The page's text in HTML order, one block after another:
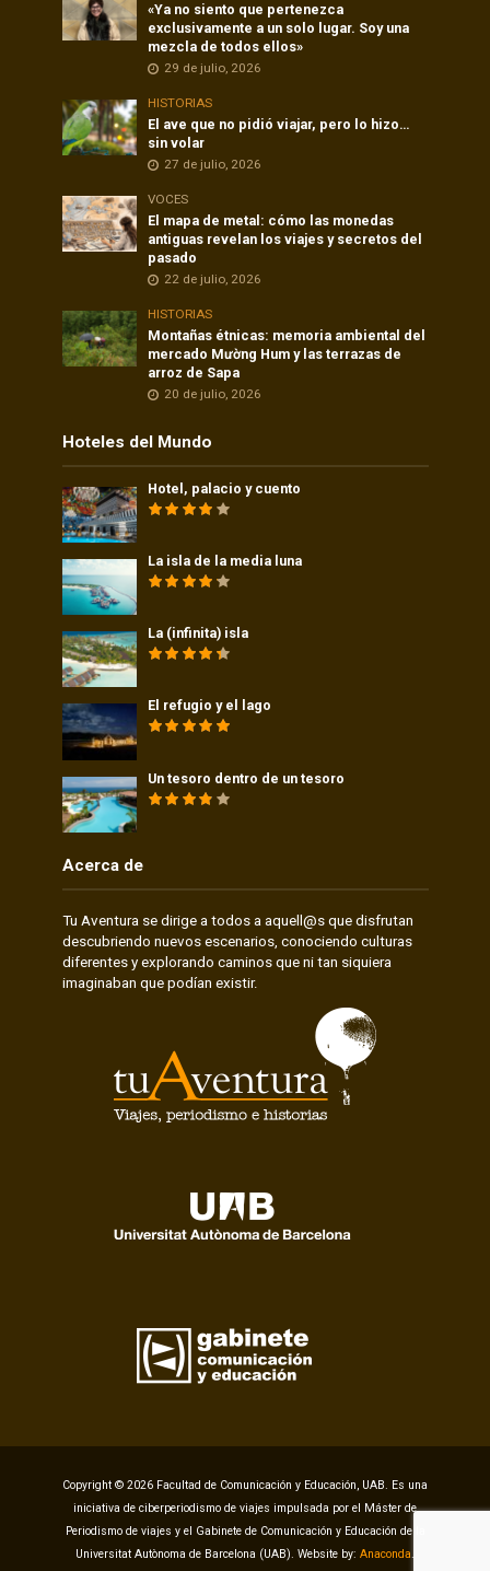
«Ya no siento que pertenezca
exclusivamente a un solo lugar. Soy una
mezcla de todos ellos»
29 de julio, 2026
HISTORIAS
El ave que no pidió viajar, pero lo hizo…
sin volar
27 de julio, 2026
VOCES
El mapa de metal: cómo las monedas
antiguas revelan los viajes y secretos del
pasado
22 de julio, 2026
HISTORIAS
Montañas étnicas: memoria ambiental del
mercado Mường Hum y las terrazas de
arroz de Sapa
20 de julio, 2026
Hoteles del Mundo
Hotel, palacio y cuento
La isla de la media luna
La (infinita) isla
El refugio y el lago
Un tesoro dentro de un tesoro
Acerca de
Tu Aventura se dirige a todos a aquell@s que disfrutan
descubriendo nuevos escenarios, conociendo culturas
diferentes y explorando caminos que ni tan siquiera
imaginaban que podían existir.
Copyright © 2026 Facultad de Comunicación y Educación, UAB. Es una
iniciativa de ciberperiodismo de viajes impulsada por el Máster de
Periodismo de viajes y el Gabinete de Comunicación y Educación de la
Universitat Autònoma de Barcelona (UAB). Website by: Anaconda.